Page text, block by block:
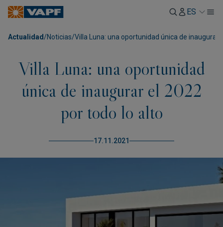
ES
Actualidad /Noticias/Villa Luna: una oportunidad única de inaugurar
Villa Luna: una oportunidad
única de inaugurar el 2022
por todo lo alto
17.11.2021